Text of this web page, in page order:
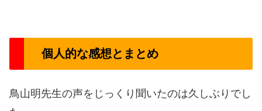
個人的な感想とまとめ
鳥山明先生の声をじっくり聞いたのは久しぶりでし